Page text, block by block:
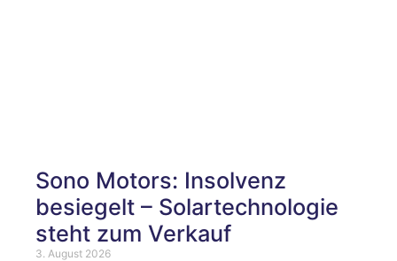
Sono Motors: Insolvenz
besiegelt – Solartechnologie
steht zum Verkauf
3. August 2026